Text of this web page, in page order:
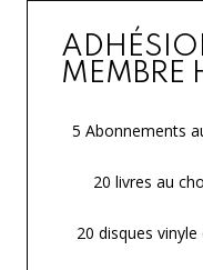
MEMBRE
5 Abonnements
20 livres au
20 disques